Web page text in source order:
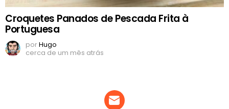
Croquetes Panados de Pescada Frita à
Portuguesa
porHugo
cerca de um mês atrás